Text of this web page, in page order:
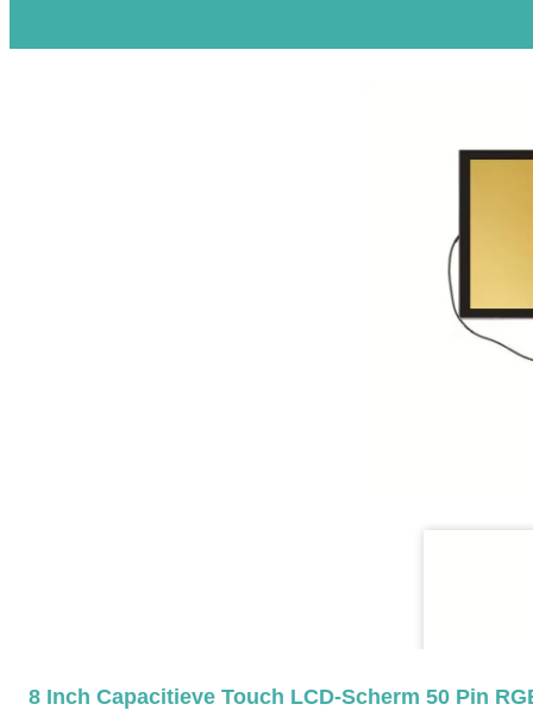
8 Inch Capacitieve Touch LCD-Scherm 50 Pin